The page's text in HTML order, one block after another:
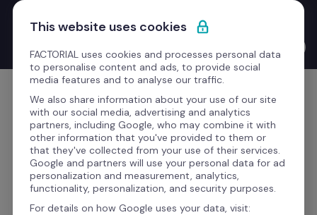
Saltar para o conteúdo
Novo Product Launches with the CEO: o Bernat Farrero
finalmente fala a tua língua. Literalmente — graças à IA.
Comece grátis
Gostaria de saber mais
sobre esta integração?
This website uses cookies
FACTORIAL uses cookies and processes personal data
to personalise content and ads, to provide social
media features and to analyse our traffic.
We also share information about your use of our site
with our social media, advertising and analytics
partners, including Google, who may combine it with
other information that you've provided to them or
that they've collected from your use of their services.
Google and partners will use your personal data for ad
personalization and measurement, analytics,
functionality, personalization, and security purposes.
For details on how Google uses your data, visit: